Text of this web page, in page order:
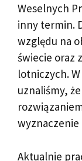
Weselnych
inny termin.
względu na
świecie oraz
lotniczych.
uznaliśmy,
Aktualnie